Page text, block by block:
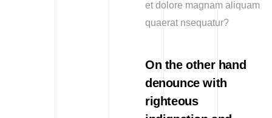
et dolore magnam aliquam
quaerat nsequatur?
On the other hand
denounce with
righteous